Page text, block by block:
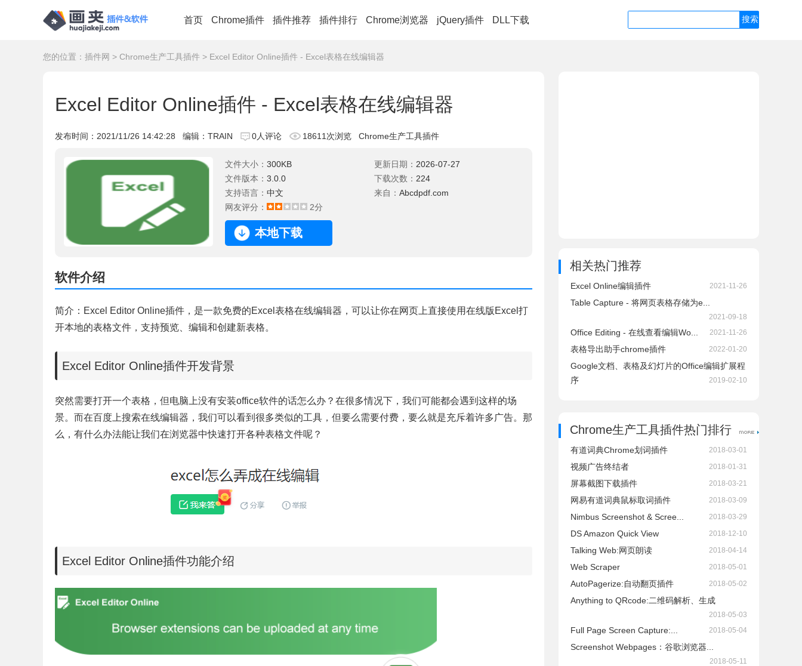
首页 Chrome插件 插件推荐 插件排行 Chrome浏览器 jQuery插件 DLL下载
您的位置： 插件网 > Chrome生产工具插件 > Excel Editor Online插件 - Excel表格在线编辑器
Excel Editor Online插件 - Excel表格在线编辑器
发布时间： 2021/11/26 14:42:28 编辑：TRAIN 0人评论 18611次浏览 Chrome生产工具插件
文件大小： 300KB
文件版本： 3.0.0
支持语言： 中文
网友评分：
2分
更新日期： 2026-07-27
下载次数： 224
来自： Abcdpdf.com
本地下载
软件介绍
简介：Excel Editor Online插件，是一款免费的Excel表格在线编辑器，可以让你在网页上直接使用在线版Excel打
开本地的表格文件，支持预览、编辑和创建新表格。
Excel Editor Online插件开发背景
突然需要打开一个表格，但电脑上没有安装office软件的话怎么办？在很多情况下，我们可能都会遇到这样的场
景。而在百度上搜索在线编辑器，我们可以看到很多类似的工具，但要么需要付费，要么就是充斥着许多广告。那
么，有什么办法能让我们在浏览器中快速打开各种表格文件呢？
Excel Editor Online插件功能介绍
相关热门推荐
Excel Online编辑插件 2021-11-26
Table Capture - 将网页表格存储为e...
2021-09-18
Office Editing - 在线查看编辑Wo... 2021-11-26
表格导出助手chrome插件 2022-01-20
Google文档、表格及幻灯片的Office编辑扩展程
序
2019-02-10
Chrome生产工具插件热门排行
有道词典Chrome划词插件 2018-03-01
视频广告终结者 2018-01-31
屏幕截图下载插件 2018-03-21
网易有道词典鼠标取词插件 2018-03-09
Nimbus Screenshot & Scree... 2018-03-29
DS Amazon Quick View 2018-12-10
Talking Web:网页朗读 2018-04-14
Web Scraper 2018-05-01
AutoPagerize:自动翻页插件 2018-05-02
Anything to QRcode:二维码解析、生成
2018-05-03
Full Page Screen Capture:... 2018-05-04
Screenshot Webpages：谷歌浏览器...
2018-05-11